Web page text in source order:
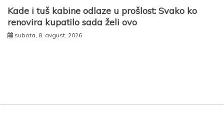
Kade i tuš kabine odlaze u prošlost: Svako ko
renovira kupatilo sada želi ovo
subota, 8. avgust, 2026